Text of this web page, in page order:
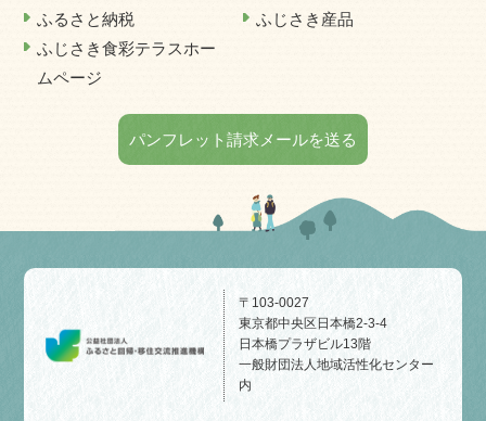
ふるさと納税
ふじさき産品
ふじさき食彩テラスホー
ムページ
パンフレット請求メールを送る
〒103-0027
東京都中央区日本橋2-3-4
日本橋プラザビル13階
一般財団法人地域活性化センター
内